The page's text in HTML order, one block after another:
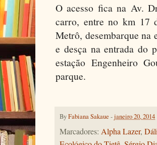
O acesso fica na Av.
carro, entre no km 17
Metrô, desembarque na
e desça na entrada do
estação Engenheiro
parque.
ByFabiana Sakaue -janeiro 20, 2014
Marcadores: Alpha Lazer,